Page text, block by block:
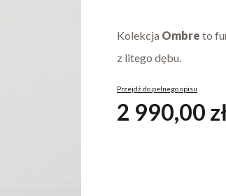
Kolekcja Ombre to
z litego dębu.
Przejdź do pełnego opisu
Cena
2 990,00